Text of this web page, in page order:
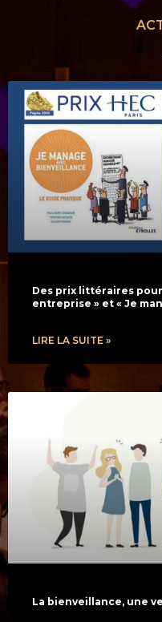
Des prix littéraires
entreprise » et « Je
LIRE LA SUITE »
La bienveillance, une